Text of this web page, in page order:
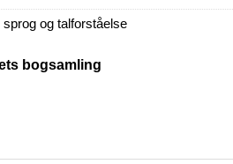
og talforståelse
bogsamling